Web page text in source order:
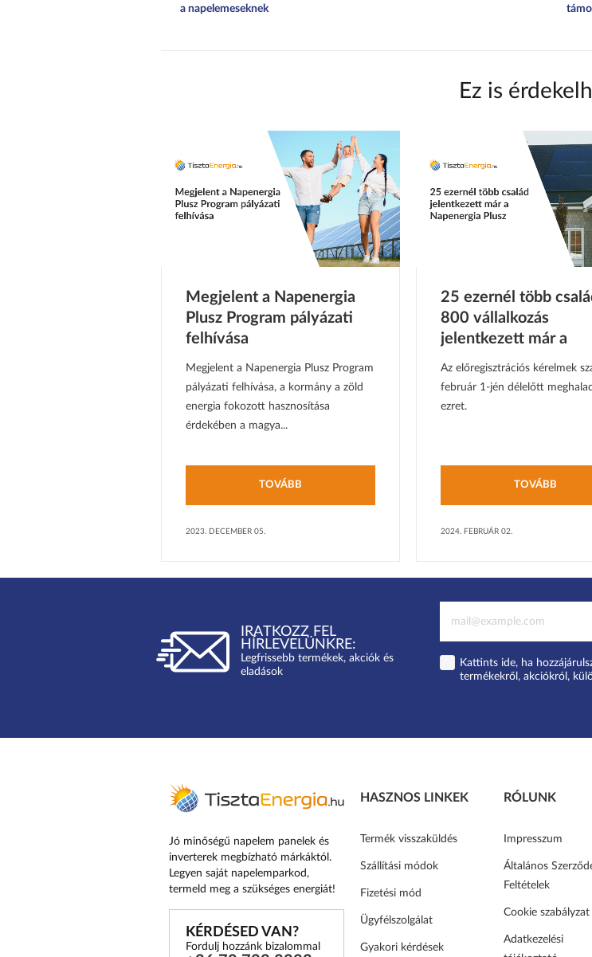
a napelemeseknek
Ez is
Megjelent a Napenergia
Plusz Program pályázati
felhívása
Megjelent a Napenergia Plusz Program
pályázati felhívása, a kormány a zöld
energia fokozott hasznosítása
érdekében a magya...
TOVÁBB
2023. DECEMBER 05.
25 ezernél több
800 vállalkozás
jelentkezett már a
Napenergia Plusz
Programba
Az előregisztrációs kérelmek
február 1-jén délelőtt
ezret.
TOVÁBB
2024. FEBRUÁR 02.
IRATKOZZ FEL
HÍRLEVELÜNKRE:
Legfrissebb termékek, akciók és
eladások
Kattints ide, ha
termékekről, akciókról,
Jó minőségű napelem panelek és
inverterek megbízható márkáktól.
Legyen saját napelemparkod,
termeld meg a szükséges energiát!
KÉRDÉSED VAN?
Fordulj hozzánk bizalommal
HASZNOS LINKEK
Termék visszaküldés
Szállítási módok
Fizetési mód
Ügyfélszolgálat
Gyakori kérdések
RÓLUNK
Impresszum
Általános
Feltételek
Cookie szabályzat
Adatkezelési